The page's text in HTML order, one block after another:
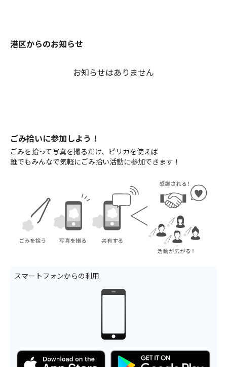
港区からのお知らせ
お知らせはありません
ごみ拾いに参加しよう！
ごみを拾って写真を撮るだけ、ピリカを使えば
誰でもみんなで気軽にごみ拾い活動に参加できます！
スマートフォンからの利用